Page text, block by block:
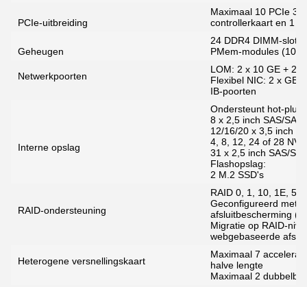
PCIe-uitbreiding
Maximaal 10 PCIe
controllerkaart en 1
Geheugen
24 DDR4 DIMM-
PMem-modules (100
Netwerkpoorten
LOM: 2 x 10 GE + 2
Flexibel NIC: 2 x GE,
IB-poorten
Interne opslag
Ondersteunt hot-
8 x 2,5 inch SAS/
12/16/20 x 3,5 inch
4, 8, 12, 24 of 28
31 x 2,5 inch SAS/
Flashopslag:
2 M.2 SSD's
RAID-ondersteuning
RAID 0, 1, 10, 1E, 5,
Geconfigureerd met
afsluitbescherming
Migratie op RAID-
webgebaseerde
Heterogene versnellingskaart
Maximaal 7
halve lengte
Maximaal 2